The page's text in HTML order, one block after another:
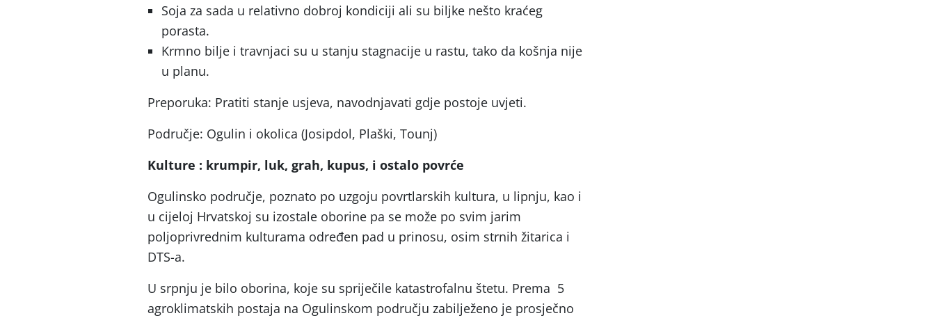
Soja za sada u relativno dobroj kondiciji ali su biljke nešto kraćeg
porasta.
Krmno bilje i travnjaci su u stanju stagnacije u rastu, tako da košnja nije
u planu.
Preporuka: Pratiti stanje usjeva, navodnjavati gdje postoje uvjeti.
Područje: Ogulin i okolica (Josipdol, Plaški, Tounj)
Kulture : krumpir, luk, grah, kupus, i ostalo povrće
Ogulinsko područje, poznato po uzgoju povrtlarskih kultura, u lipnju, kao i
u cijeloj Hrvatskoj su izostale oborine pa se može po svim jarim
poljoprivrednim kulturama određen pad u prinosu, osim strnih žitarica i
DTS-a.
U srpnju je bilo oborina, koje su spriječile katastrofalnu štetu. Prema 5
agroklimatskih postaja na Ogulinskom području zabilježeno je prosječno